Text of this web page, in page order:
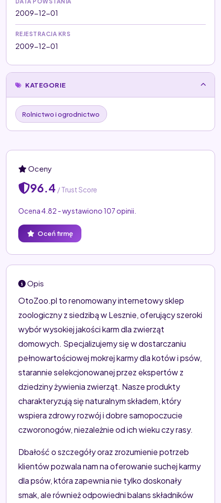
2009-12-01
REJESTRACJA KRS
2009-12-01
KATEGORIE
Rolnictwo i ogrodnictwo
Oceny
96.4 / Trust Score
Ocena 4.82 - wystawiono 107 opinii.
Oceń firmę
Opis
OtoZoo.pl to renomowany internetowy sklep
zoologiczny z siedzibą w Lesznie, oferujący szeroki
wybór wysokiej jakości karm dla zwierząt
domowych. Specjalizujemy się w dostarczaniu
pełnowartościowej mokrej karmy dla kotów i psów,
starannie selekcjonowanej przez ekspertów z
dziedziny żywienia zwierząt. Nasze produkty
charakteryzują się naturalnym składem, który
wspiera zdrowy rozwój i dobre samopoczucie
czworonogów, niezależnie od ich wieku czy rasy.
Dbałość o szczegóły oraz zrozumienie potrzeb
klientów pozwala nam na oferowanie suchej karmy
dla psów, która zapewnia nie tylko doskonały
smak, ale również odpowiedni balans składników